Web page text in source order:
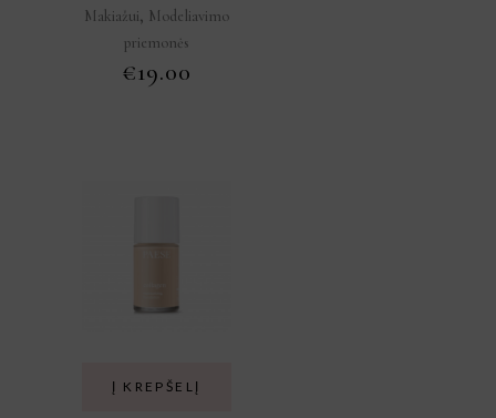
Makiažui, Modeliavimo
priemonės
€19.00
Į KREPŠELĮ